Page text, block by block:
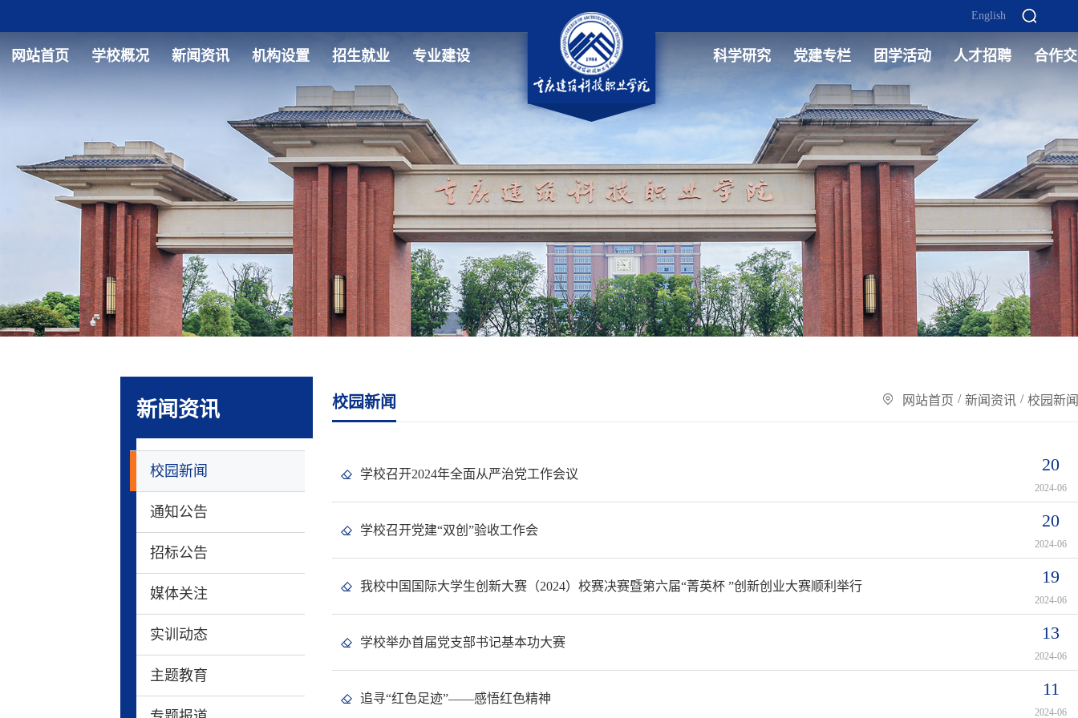
English
网站首页 学校概况 新闻资讯 机构设置 招生就业 专业建设 科学研究 党建专栏 团学活动 人才招聘 合作
新闻资讯
校园新闻
通知公告
招标公告
媒体关注
实训动态
主题教育
校园新闻 网站首页 / 新闻资讯 / 校园新闻
学校召开2024年全面从严治党工作会议 20
2024-06
学校召开党建“双创”验收工作会 20
2024-06
我校中国国际大学生创新大赛（2024）校赛决赛暨第六届“菁英杯 ”创新创业大赛顺利举行 19
2024-06
学校举办首届党支部书记基本功大赛 13
2024-06
追寻“红色足迹”——感悟红色精神 11
2024-06